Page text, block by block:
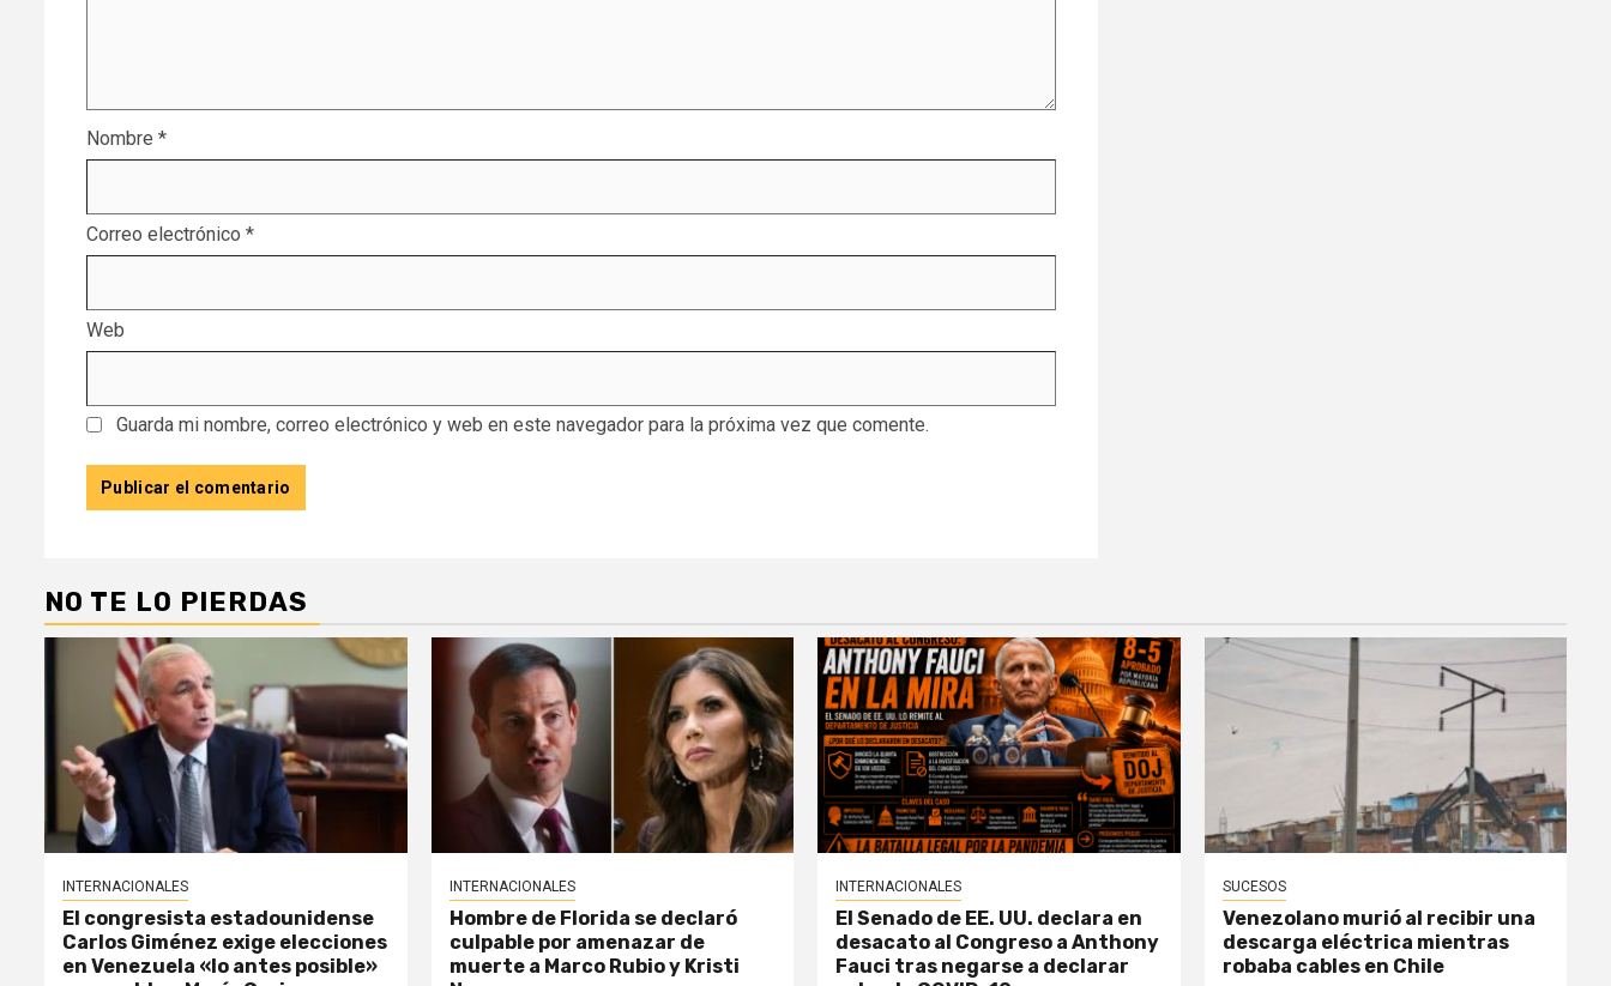
Nombre *
Correo electrónico *
Web
Guarda mi nombre, correo electrónico y web en este navegador para la próxima vez que comente.
NO TE LO PIERDAS
INTERNACIONALES
El congresista estadounidense
Carlos Giménez exige elecciones
en Venezuela «lo antes posible»
INTERNACIONALES
Hombre de Florida se declaró
culpable por amenazar de
muerte a Marco Rubio y Kristi
INTERNACIONALES
El Senado de EE. UU. declara en
desacato al Congreso a Anthony
Fauci tras negarse a declarar
SUCESOS
Venezolano murió al recibir una
descarga eléctrica mientras
robaba cables en Chile